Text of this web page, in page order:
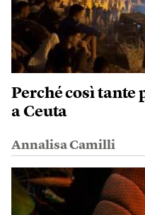
Perché così tante
a Ceuta
Annalisa Camilli